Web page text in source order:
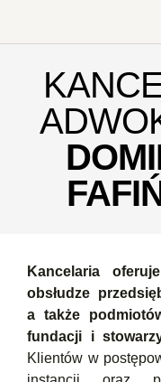
Kancelaria
obsłudze
a także
fundacji i
Klientów w